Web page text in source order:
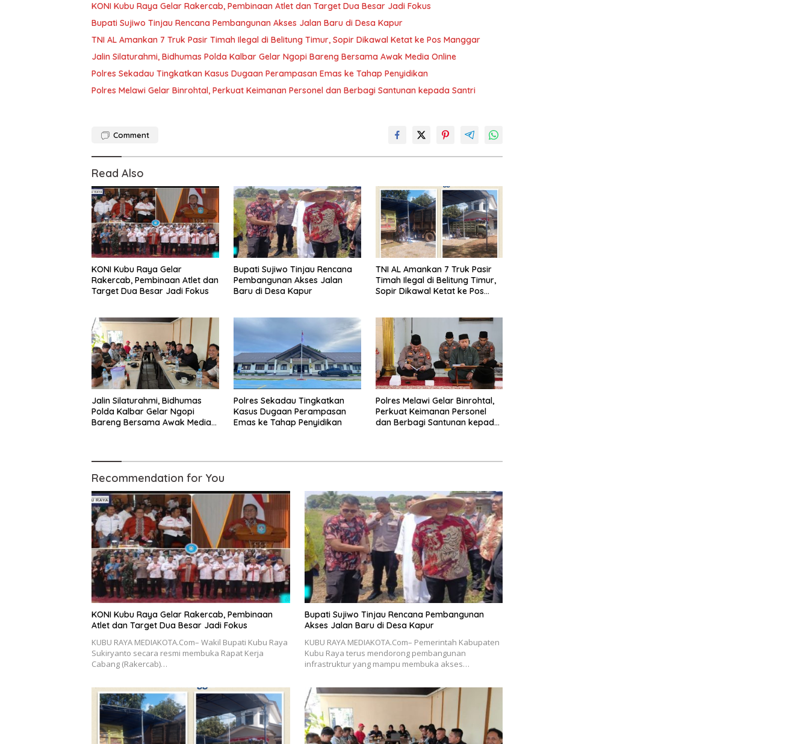
KONI Kubu Raya Gelar Rakercab, Pembinaan Atlet dan Target Dua Besar Jadi Fokus
Bupati Sujiwo Tinjau Rencana Pembangunan Akses Jalan Baru di Desa Kapur
TNI AL Amankan 7 Truk Pasir Timah Ilegal di Belitung Timur, Sopir Dikawal Ketat ke Pos Manggar
Jalin Silaturahmi, Bidhumas Polda Kalbar Gelar Ngopi Bareng Bersama Awak Media Online
Polres Sekadau Tingkatkan Kasus Dugaan Perampasan Emas ke Tahap Penyidikan
Polres Melawi Gelar Binrohtal, Perkuat Keimanan Personel dan Berbagi Santunan kepada Santri
Comment
Read Also
KONI Kubu Raya Gelar
Rakercab, Pembinaan Atlet dan
Target Dua Besar Jadi Fokus
Bupati Sujiwo Tinjau Rencana
Pembangunan Akses Jalan
Baru di Desa Kapur
TNI AL Amankan 7 Truk Pasir
Timah Ilegal di Belitung Timur,
Sopir Dikawal Ketat ke Pos
Jalin Silaturahmi, Bidhumas
Polda Kalbar Gelar Ngopi
Bareng Bersama Awak Media
Polres Sekadau Tingkatkan
Kasus Dugaan Perampasan
Emas ke Tahap Penyidikan
Polres Melawi Gelar Binrohtal,
Perkuat Keimanan Personel
dan Berbagi Santunan kepada
Recommendation for You
KONI Kubu Raya Gelar Rakercab, Pembinaan
Atlet dan Target Dua Besar Jadi Fokus
KUBU RAYA MEDIAKOTA.Com– Wakil Bupati Kubu Raya
Sukiryanto secara resmi membuka Rapat Kerja
Cabang (Rakercab)…
Bupati Sujiwo Tinjau Rencana Pembangunan
Akses Jalan Baru di Desa Kapur
KUBU RAYA MEDIAKOTA.Com– Pemerintah Kabupaten
Kubu Raya terus mendorong pembangunan
infrastruktur yang mampu membuka akses…